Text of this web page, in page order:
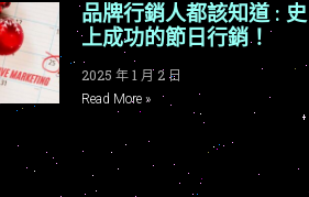
品牌行銷人都該知道 : 史
上成功的節日行銷！
2025 年 1 月 2 日
Read More »